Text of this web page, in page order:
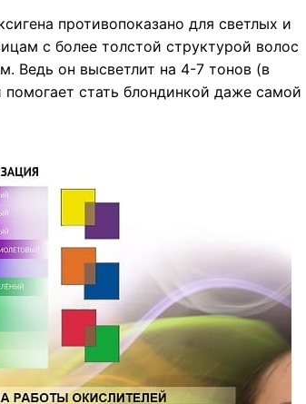
противопоказано для светлых и
с более толстой структурой волос
Ведь он высветлит на 4-7 тонов (в
стать блондинкой даже самой